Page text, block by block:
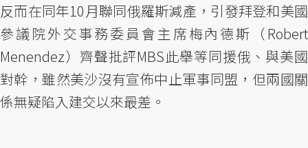
反而在同年10月聯同俄羅斯減產，引發拜登和美國
參議院外交事務委員會主席梅內德斯（Robert
Menendez）齊聲批評MBS此舉等同援俄、與美國
對幹，雖然美沙沒有宣佈中止軍事同盟，但兩國關
係無疑陷入建交以來最差。